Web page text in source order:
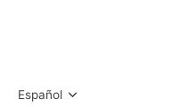
Idioma
Español